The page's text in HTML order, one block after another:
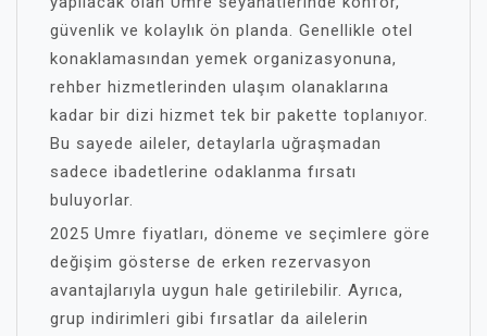
güvenlik ve kolaylık ön planda. Genellikle otel
konaklamasından yemek organizasyonuna,
rehber hizmetlerinden ulaşım olanaklarına
kadar bir dizi hizmet tek bir pakette toplanıyor.
Bu sayede aileler, detaylarla uğraşmadan
sadece ibadetlerine odaklanma fırsatı
buluyorlar.
2025 Umre fiyatları, döneme ve seçimlere göre
değişim gösterse de erken rezervasyon
avantajlarıyla uygun hale getirilebilir. Ayrıca,
grup indirimleri gibi fırsatlar da ailelerin